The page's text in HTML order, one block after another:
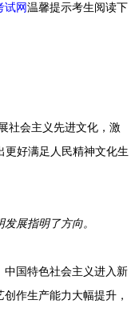
试网温馨提示考生阅读下
社会主义先进文化，激
更好满足人民精神文化生
展指明了方向。
国特色社会主义进入新
作生产能力大幅提升，